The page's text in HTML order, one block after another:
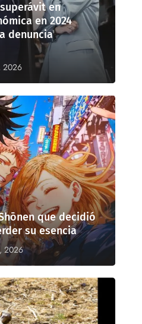
en
en 2024
denuncia
2026
que decidió
su esencia
2026